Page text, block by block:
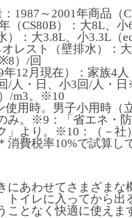
1987～2001年商品（
（CS80B）：大8L、
）：大3.8L、小3.3L（
レスト（壁排水）：
）/回
12月現在）：家族4人
/人・日、小3回/人・
/m3。※10
使用時。男子小用時（
み。※9：「省エネ・
」より。※10：（－社
消費税率10%で試算し
にあわせてさまざまな
トイレに入ってから出
ことなく快適に使えま